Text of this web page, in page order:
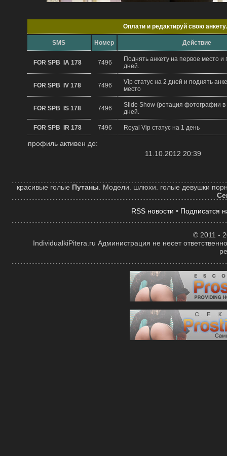
Oплати и редактируй свою анкету.
SMS Hомер Действие
FOR SPB IA 178 7496
Поднять анкету на первое место и
дней.
FOR SPB IV 178 7496
Vip статус на 2 дней и поднять
место
FOR SPB IS 178 7496
Slide Show (ротация фотографии в
дней.
FOR SPB IR 178 7496 Royal Vip статус на 1 день
профиль активен до:
11.10.2012 20:39
красивые голые Путаны . Модели. шлюхи. голые девушки
RSS новости • Подписатся
© 2011 -
IndividualkiPitera.ru Администрация не несет